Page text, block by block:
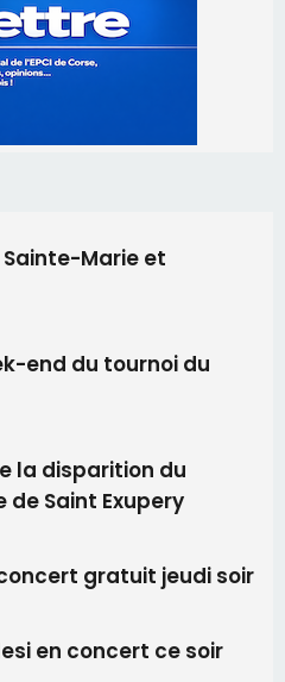
Sainte-Marie et
end du tournoi du
la disparition du
Saint Exupery
gratuit jeudi soir
en concert ce soir
à la Cathédrale